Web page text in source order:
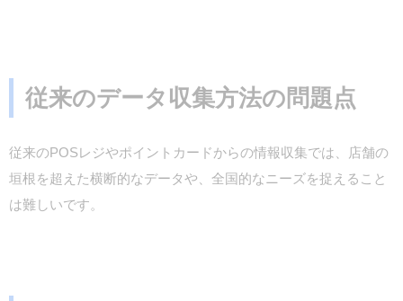
従来のデータ収集方法の問題点
従来のPOSレジやポイントカードからの情報収集では、店舗の
垣根を超えた横断的なデータや、全国的なニーズを捉えること
は難しいです。